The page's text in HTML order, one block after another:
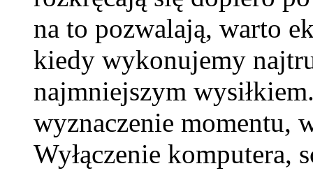
na to pozwalają, warto
kiedy wykonujemy
najmniejszym
wyznaczenie momentu,
Wyłączenie komputera,